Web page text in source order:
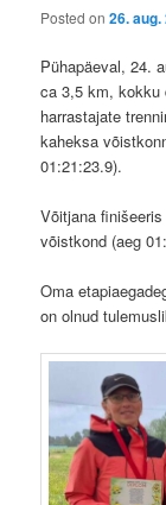
Posted on26. aug.
Pühapäeval, 24.
ca 3,5 km, kokku
harrastajate
kaheksa
01:21:23.9).
Võitjana
võistkond (aeg
Oma
on olnud